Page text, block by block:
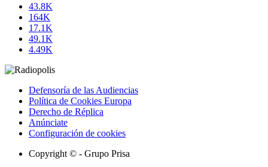
43.8K
164K
17.1K
49.1K
4.49K
Defensoría de las Audiencias
Política de Cookies Europa
Derecho de Réplica
Anúnciate
Configuración de cookies
Copyright © - Grupo Prisa